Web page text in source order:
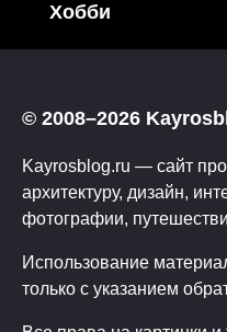
Хобби
© 2008–2026
Kayrosblog.ru — сайт про
архитектуру, дизайн,
фотографии,
Использование
только с указанием